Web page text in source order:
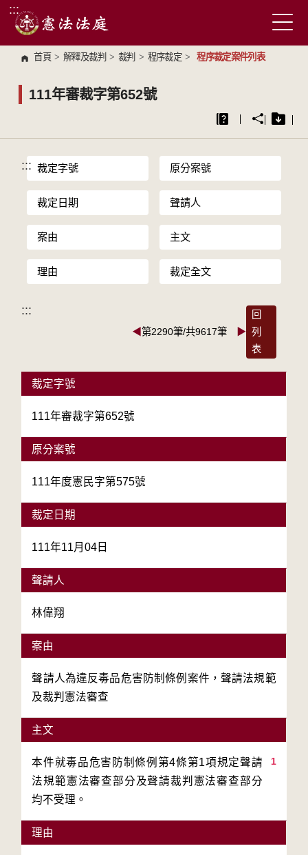
跳到主要內容區塊
:::
首頁 > 解釋及裁判 > 裁判 > 程序裁定 > 程序裁定案件列表
111年審裁字第652號
::: 裁定字號 原分案號
裁定日期 聲請人
案由 主文
理由 裁定全文
:::
◀第2290筆/共9617筆 ▶
回
列
表
裁定字號
111年審裁字第652號
原分案號
111年度憲民字第575號
裁定日期
111年11月04日
聲請人
林偉翔
案由
聲請人為違反毒品危害防制條例案件，聲請法規範
及裁判憲法審查
主文
1
本件就毒品危害防制條例第4條第1項規定聲請
法規範憲法審查部分及聲請裁判憲法審查部分
均不受理。
理由